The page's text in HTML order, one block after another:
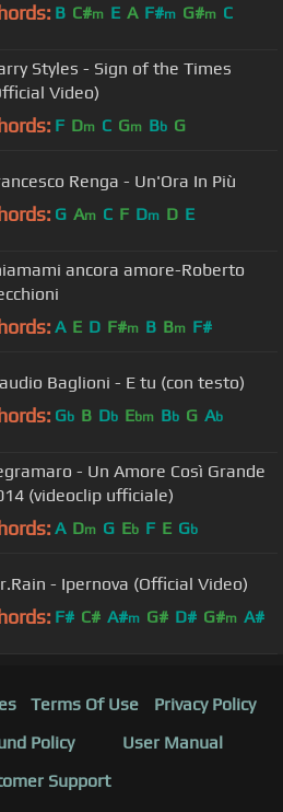
B C#m E A F#m G#m C
Styles - Sign of the Times
Video)
F Dm C Gm Bb G
Renga - Un'Ora In Più
G Am C F Dm D E
ancora amore-Roberto
A E D F#m B Bm F#
Baglioni - E tu (con testo)
Gb B Db Ebm Bb G Ab
- Un Amore Così Grande
(videoclip ufficiale)
A Dm G Eb F E Gb
- Ipernova (Official Video)
F# C# A#m G# D# G#m A#
Terms Of Use
Privacy Policy
Policy
User Manual
Support